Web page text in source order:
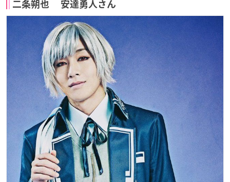
二条朔也 安達勇人さん